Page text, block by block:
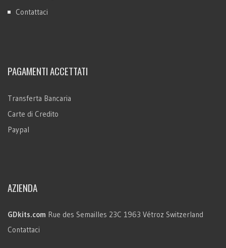
Contattaci
PAGAMENTI ACCETTATI
Transferta Bancaria
Carte di Credito
Paypal
AZIENDA
GDkits.com Rue des Semailles 23C 1963 Vétroz Switzerland
Contattaci